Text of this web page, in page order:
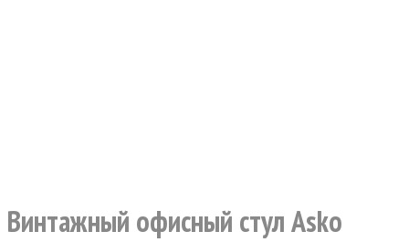
Винтажный офисный стул Asko